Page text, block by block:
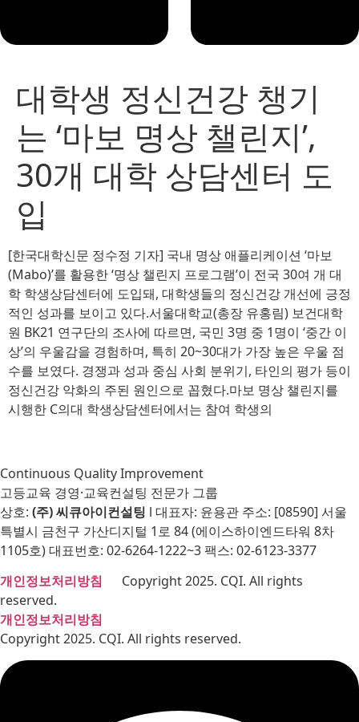
대학생 정신건강 챙기
는 ‘마보 명상 챌린지’,
30개 대학 상담센터 도
입
[한국대학신문 정수정 기자] 국내 명상 애플리케이션 ‘마보
(Mabo)’를 활용한 ‘명상 챌린지 프로그램’이 전국 30여 개 대
학 학생상담센터에 도입돼, 대학생들의 정신건강 개선에 긍정
적인 성과를 보이고 있다.서울대학교(총장 유홍림) 보건대학
원 BK21 연구단의 조사에 따르면, 국민 3명 중 1명이 ‘중간 이
상’의 우울감을 경험하며, 특히 20~30대가 가장 높은 우울 점
수를 보였다. 경쟁과 성과 중심 사회 분위기, 타인의 평가 등이
정신건강 악화의 주된 원인으로 꼽혔다.마보 명상 챌린지를
시행한 C의대 학생상담센터에서는 참여 학생의
Continuous Quality Improvement
고등교육 경영·교육컨설팅 전문가 그룹
상호: (주) 씨큐아이컨설팅 l 대표자: 윤용관 주소: [08590] 서울
특별시 금천구 가산디지털 1로 84 (에이스하이엔드타워 8차
1105호) 대표번호: 02-6264-1222~3 팩스: 02-6123-3377
개인정보처리방침 Copyright 2025. CQI. All rights
reserved.
개인정보처리방침
Copyright 2025. CQI. All rights reserved.